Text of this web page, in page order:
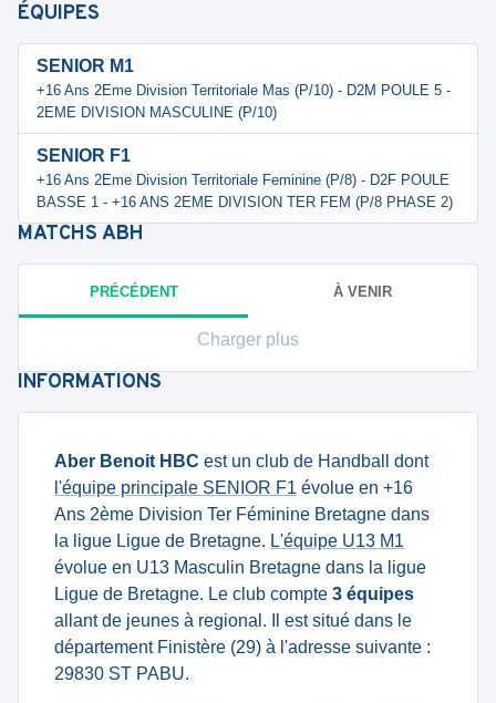
ÉQUIPES
SENIOR M1
+16 Ans 2Eme Division Territoriale Mas (P/10) - D2M POULE 5 -
2EME DIVISION MASCULINE (P/10)
SENIOR F1
+16 Ans 2Eme Division Territoriale Feminine (P/8) - D2F POULE
BASSE 1 - +16 ANS 2EME DIVISION TER FEM (P/8 PHASE 2)
MATCHS ABH
PRÉCÉDENT À VENIR
Charger plus
INFORMATIONS
Aber Benoit HBC est un club de Handball dont
l'équipe principale SENIOR F1 évolue en +16
Ans 2ème Division Ter Féminine Bretagne dans
la ligue Ligue de Bretagne. L'équipe U13 M1
évolue en U13 Masculin Bretagne dans la ligue
Ligue de Bretagne. Le club compte 3 équipes
allant de jeunes à regional. Il est situé dans le
département Finistère (29) à l'adresse suivante :
29830 ST PABU.